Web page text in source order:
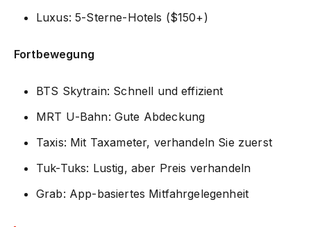
Luxus: 5-Sterne-Hotels ($150+)
Fortbewegung
BTS Skytrain: Schnell und effizient
MRT U-Bahn: Gute Abdeckung
Taxis: Mit Taxameter, verhandeln Sie zuerst
Tuk-Tuks: Lustig, aber Preis verhandeln
Grab: App-basiertes Mitfahrgelegenheit